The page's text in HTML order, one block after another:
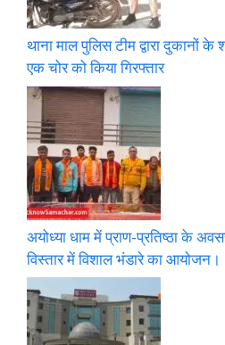
थाना माल पुलिस टीम द्वारा दुकानों
एक चोर को किया गिरफ्तार
अयोध्या धाम में प्राण-प्रतिष्ठा के
विस्तार में विशाल भंडारे का आयोजन।